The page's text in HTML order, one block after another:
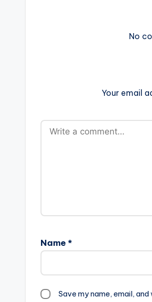
No
Your email
Name *
Save my name, email,